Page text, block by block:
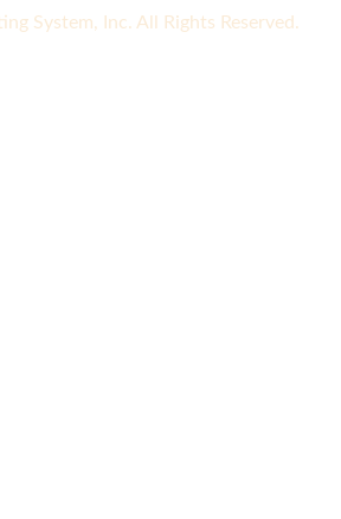
System, Inc. All Rights Reserved.